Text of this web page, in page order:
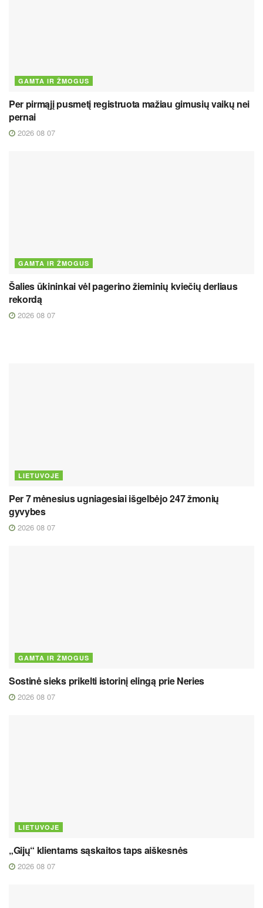
GAMTA IR ŽMOGUS
Per pirmąjį pusmetį registruota mažiau gimusių vaikų nei
pernai
2026 08 07
GAMTA IR ŽMOGUS
Šalies ūkininkai vėl pagerino žieminių kviečių derliaus
rekordą
2026 08 07
LIETUVOJE
Per 7 mėnesius ugniagesiai išgelbėjo 247 žmonių
gyvybes
2026 08 07
GAMTA IR ŽMOGUS
Sostinė sieks prikelti istorinį elingą prie Neries
2026 08 07
LIETUVOJE
„Gijų“ klientams sąskaitos taps aiškesnės
2026 08 07